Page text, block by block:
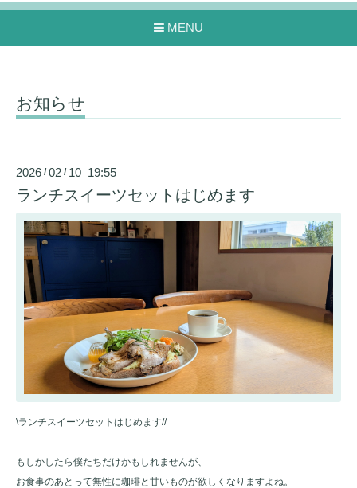
MENU
お知らせ
2026 /02 / 10 19:55
ランチスイーツセットはじめます
\ランチスイーツセットはじめます//
もしかしたら僕たちだけかもしれませんが、
お食事のあとって無性に珈琲と甘いものが欲しくなりますよね。